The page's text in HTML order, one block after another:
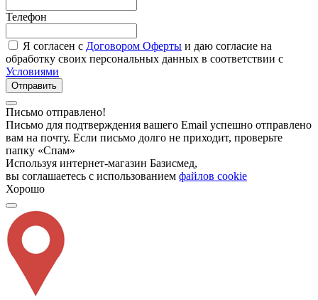
Телефон
Я согласен с Договором Оферты и даю согласие на
обработку своих персональных данных в соответствии с
Условиями
Отправить
Письмо отправлено!
Письмо для подтверждения вашего Email успешно отправлено
вам на почту. Если письмо долго не приходит, проверьте
папку «Спам»
Используя интернет-магазин Базисмед,
вы соглашаетесь с использованием файлов cookie
Хорошо